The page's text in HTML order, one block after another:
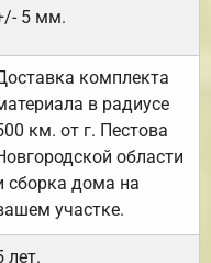
5 мм.
комплекта
в радиусе
км. от г. Пестова
области
сборка дома на
участке.
лет.